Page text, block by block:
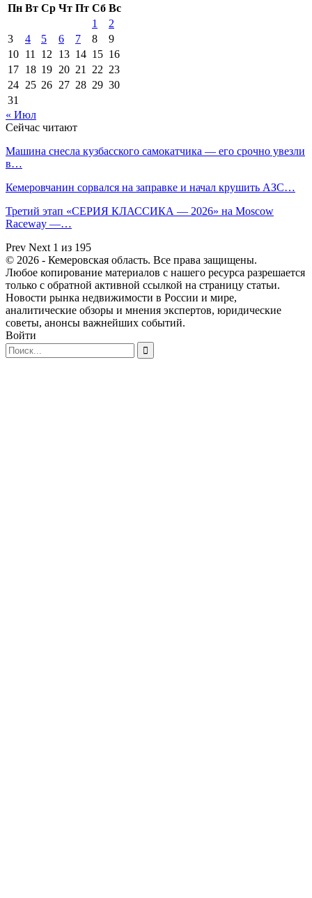
Пн Вт Ср Чт Пт Сб Вс
1
2
3
4 5 6 7 8
9
10 11 12 13 14 15 16
17 18 19 20 21 22 23
24 25 26 27 28 29 30
31
« Июл
Сейчас читают
Машина снесла кузбасского самокатчика — его срочно увезли
в…
Кемеровчанин сорвался на заправке и начал крушить АЗС…
Третий этап «СЕРИЯ КЛАССИКА — 2026» на Moscow
Raceway —…
Prev Next 1 из 195
© 2026 - Кемеровская область. Все права защищены.
Любое копирование материалов с нашего ресурса разрешается
только с обратной активной ссылкой на страницу статьи.
Новости рынка недвижимости в России и мире,
аналитические обзоры и мнения экспертов, юридические
советы, анонсы важнейших событий.
Войти